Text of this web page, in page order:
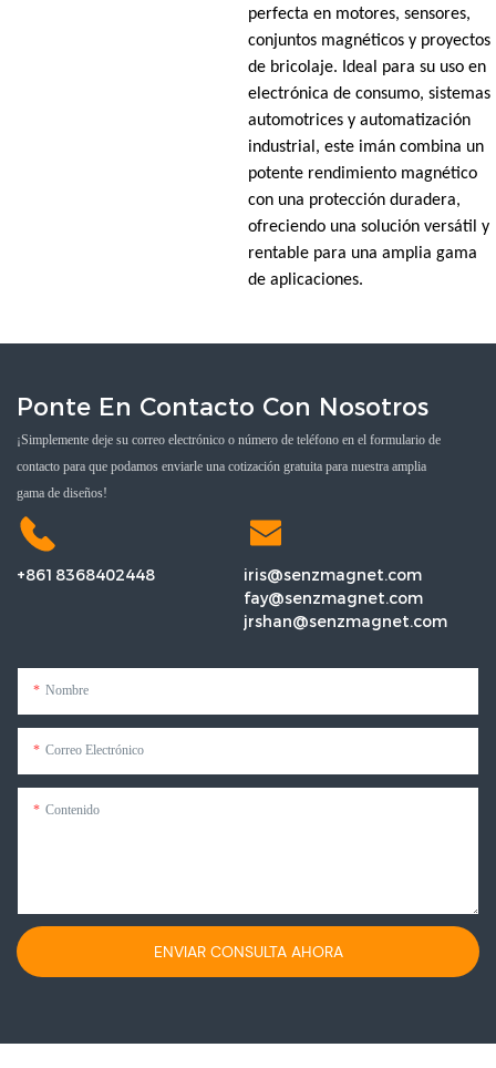
perfecta en motores, sensores,
conjuntos magnéticos y proyectos
de bricolaje. Ideal para su uso en
electrónica de consumo, sistemas
automotrices y automatización
industrial, este imán combina un
potente rendimiento magnético
con una protección duradera,
ofreciendo una solución versátil y
rentable para una amplia gama
de aplicaciones.
Ponte En Contacto Con Nosotros
¡Simplemente deje su correo electrónico o número de teléfono en el formulario de
contacto para que podamos enviarle una cotización gratuita para nuestra amplia
gama de diseños!
+8618368402448
iris@senzmagnet.com
fay@senzmagnet.com
jrshan@senzmagnet.com
Nombre
Correo Electrónico
Contenido
ENVIAR CONSULTA AHORA